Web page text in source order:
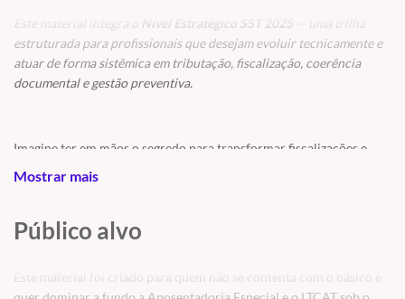
Este material integra o Nível Estratégico SST 2025 — uma trilha
estruturada para profissionais que desejam evoluir tecnicamente e
atuar de forma sistêmica em tributação, fiscalização, coerência
documental e gestão preventiva.
Imagine ter em mãos o segredo para transformar fiscalizações e
administrativa sobre Aposentadoria Especial e LTCAT, trazendo os
Mostrar mais
Público alvo
Este material foi criado para quem não se contenta com o básico e